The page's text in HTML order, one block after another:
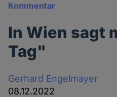
Kommentar
In Wien sagt
Tag"
Gerhard Engelmayer
08.12.2022